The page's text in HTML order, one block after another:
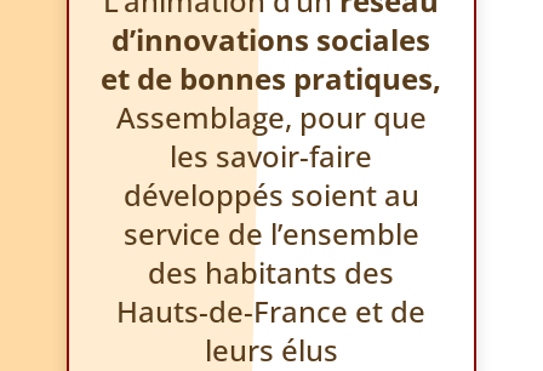
d’innovations sociales
et de bonnes pratiques,
Assemblage, pour que
les savoir-faire
développés soient au
service de l’ensemble
des habitants des
Hauts-de-France et de
leurs élus